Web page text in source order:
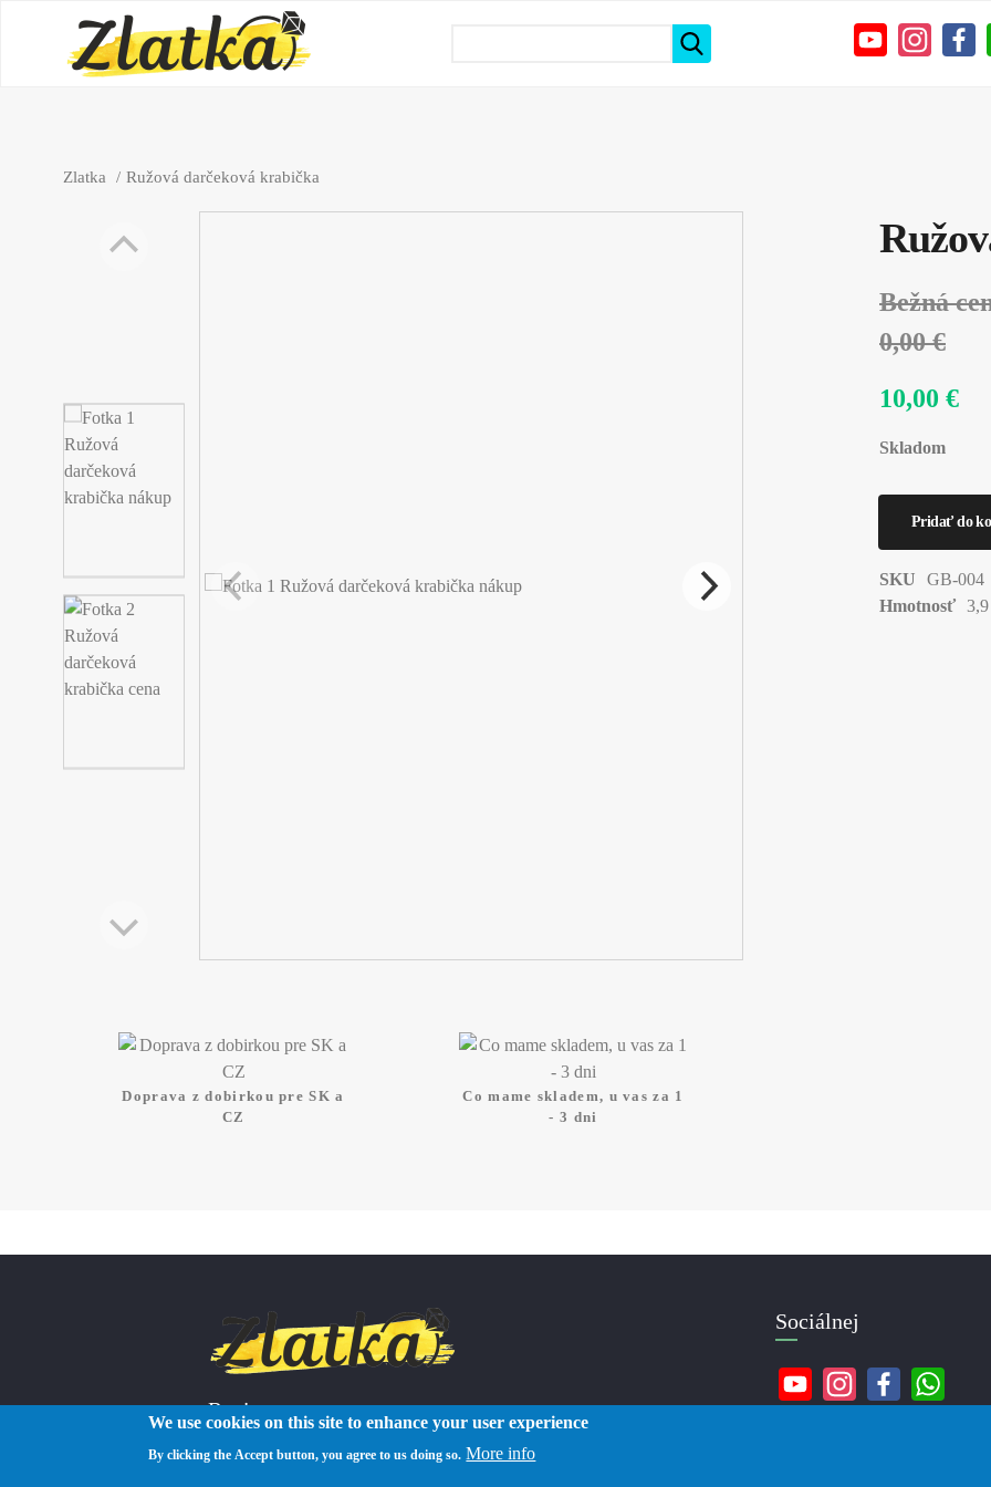
Zlatka Ružová darčeková krabička
Bežná
0,00 €
10,00 €
Skladom
SKU
GB-004
Hmotnosť
Doprava z dobirkou pre SK a
CZ
Co mame skladem, u vas za 1
- 3 dni
Reviews
Sociálnej
We use cookies on this site to enhance your user experience
By clicking the Accept button, you agree to us doing so. More info